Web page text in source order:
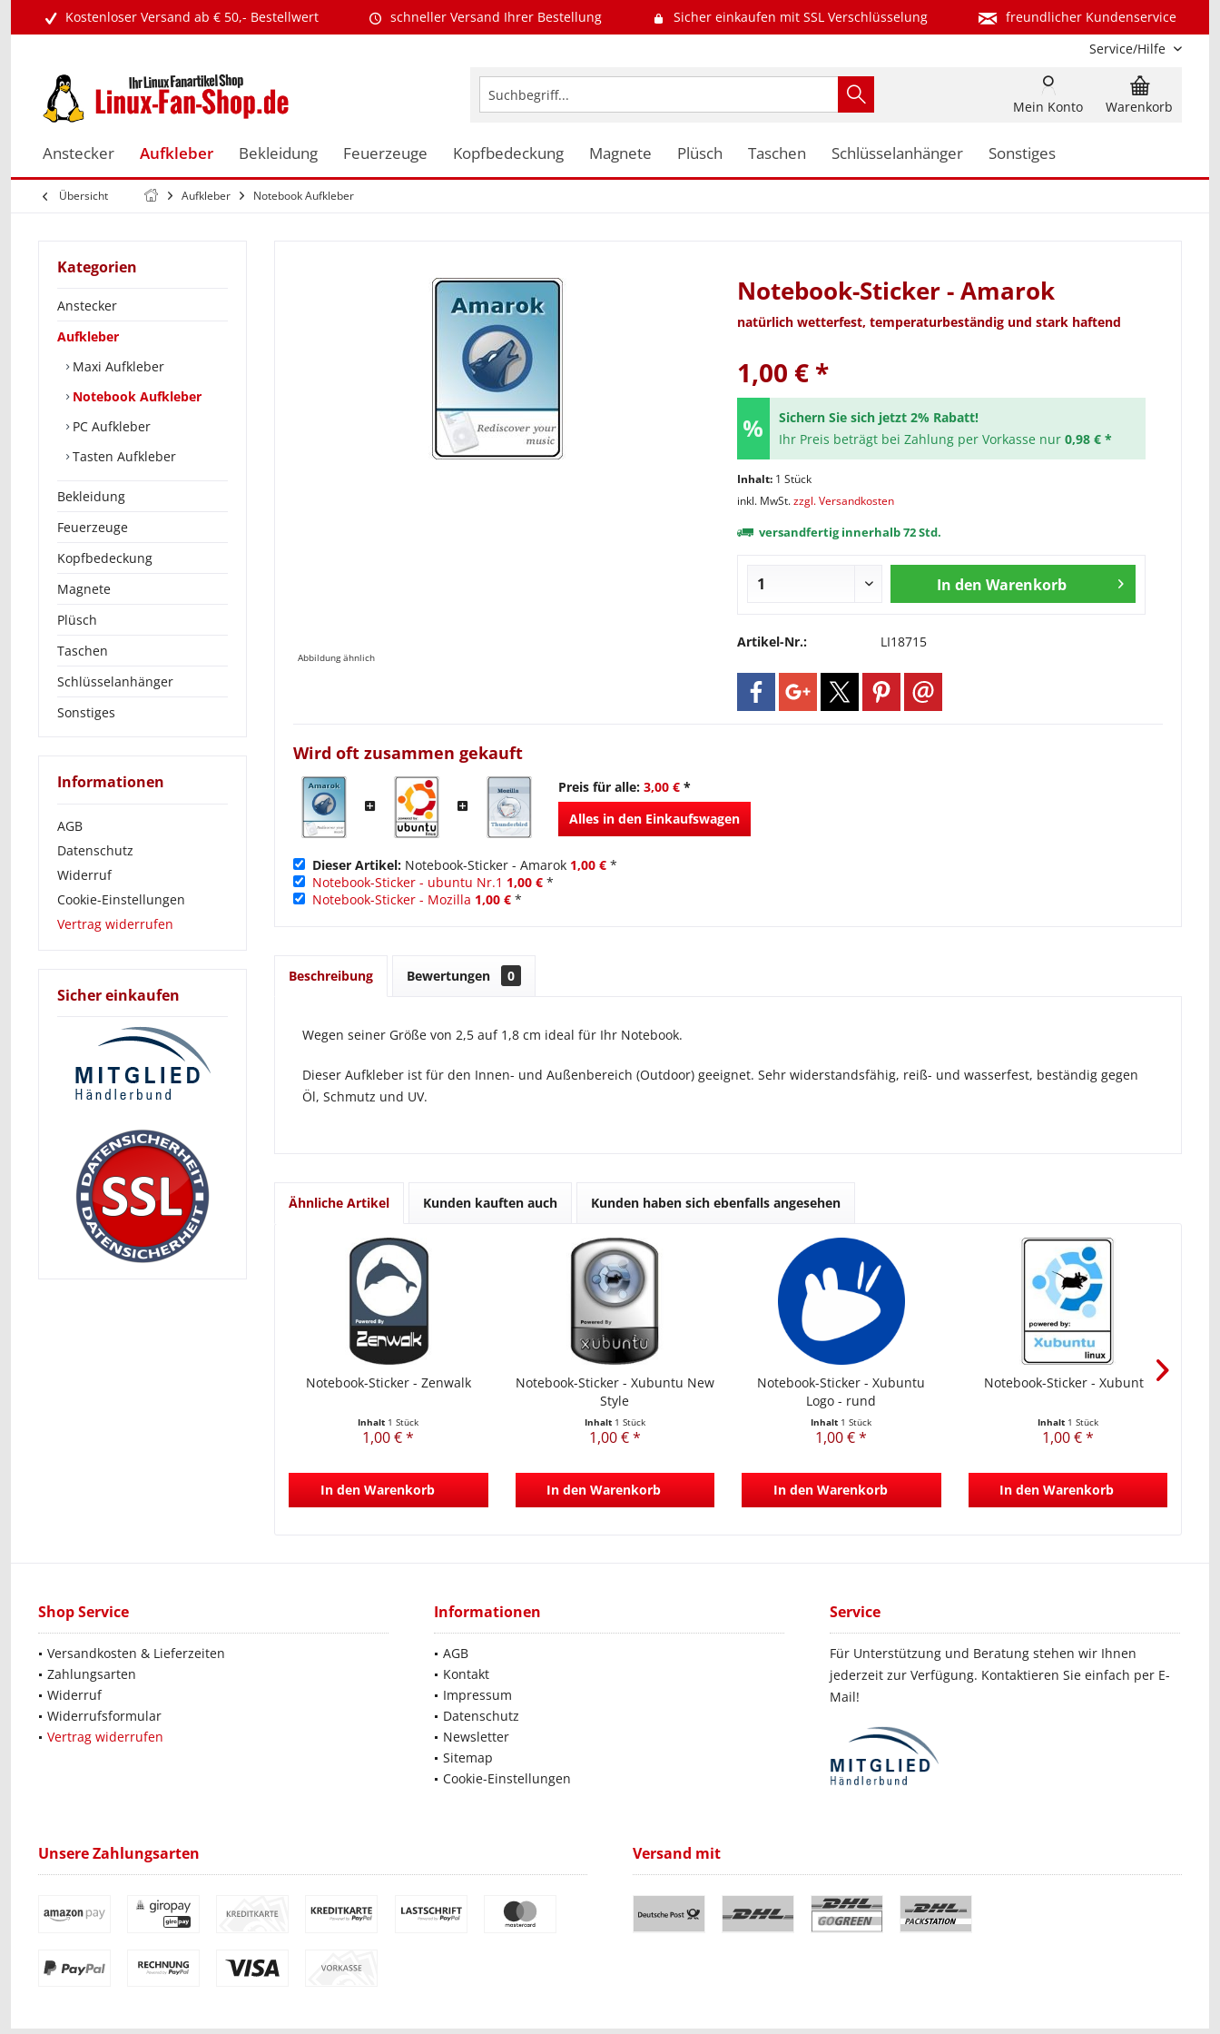
Kostenloser Versand ab € 50,- Bestellwert schneller Versand Ihrer Bestellung Sicher einkaufen mit SSL Verschlüsselung
freundlicher Kundenservice
Service/Hilfe
Warenkorb
Mein Konto
Anstecker Aufkleber Bekleidung Feuerzeuge Kopfbedeckung Magnete Plüsch Taschen Schlüsselanhänger Sonstiges
Übersicht Aufkleber Notebook Aufkleber
Kategorien
Anstecker
Aufkleber
Maxi Aufkleber
Notebook Aufkleber
PC Aufkleber
Tasten Aufkleber
Bekleidung
Feuerzeuge
Kopfbedeckung
Magnete
Plüsch
Taschen
Schlüsselanhänger
Sonstiges
Informationen
AGB
Datenschutz
Widerruf
Cookie-Einstellungen
Vertrag widerrufen
Sicher einkaufen
Abbildung ähnlich
Notebook-Sticker - Amarok
natürlich wetterfest, temperaturbeständig und stark haftend
1,00 € *
Sichern Sie sich jetzt 2% Rabatt!
Ihr Preis beträgt bei Zahlung per Vorkasse nur 0,98 € *
Inhalt: 1 Stück
inkl. MwSt.zzgl. Versandkosten
versandfertig innerhalb 72 Std.
In den Warenkorb
Artikel-Nr.: LI18715
Wird oft zusammen gekauft
Preis für alle: 3,00 € *
Alles in den Einkaufswagen
Dieser Artikel: Notebook-Sticker - Amarok 1,00 € *
Notebook-Sticker - ubuntu Nr.1 1,00 € *
Notebook-Sticker - Mozilla 1,00 € *
Beschreibung Bewertungen 0
Wegen seiner Größe von 2,5 auf 1,8 cm ideal für Ihr Notebook.
Dieser Aufkleber ist für den Innen- und Außenbereich (Outdoor) geeignet. Sehr widerstandsfähig, reiß- und wasserfest, beständig gegen
Öl, Schmutz und UV.
Ähnliche Artikel Kunden kauften auch Kunden haben sich ebenfalls angesehen
Notebook-Sticker - Zenwalk
Inhalt 1 Stück
1,00 € *
In den Warenkorb
Notebook-Sticker - Xubuntu New
Style
Inhalt 1 Stück
1,00 € *
In den Warenkorb
Notebook-Sticker - Xubuntu
Logo - rund
Inhalt 1 Stück
1,00 € *
In den Warenkorb
Notebook-Sticker - Xubuntu
Inhalt 1 Stück
1,00 € *
In den Warenkorb
Shop Service
Versandkosten & Lieferzeiten
Zahlungsarten
Widerruf
Widerrufsformular
Vertrag widerrufen
Informationen
AGB
Kontakt
Impressum
Datenschutz
Newsletter
Sitemap
Cookie-Einstellungen
Service
Für Unterstützung und Beratung stehen wir Ihnen
jederzeit zur Verfügung. Kontaktieren Sie einfach per E-
Mail!
Unsere Zahlungsarten Versand mit